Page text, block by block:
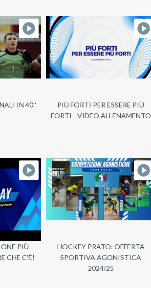
IN 40''
PIÙ FORTI PER ESSERE PIÙ
FORTI - VIDEO ALLENAMENTO
PIÙ
CHE C'È!
HOCKEY PRATO: OFFERTA
SPORTIVA AGONISTICA
2024/25